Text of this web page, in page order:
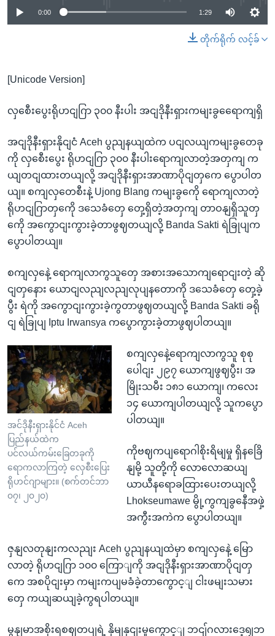
0:00 1:29
တိုက်ရိုက် လင့်ခ်
[Unicode Version]
လှစေီးပွေးရိုဟငျဂြာ ၃၀၀ နီးပါး အငျဒိုနီးရှားကမျးခွရေောကျရှိ
အငျဒိုနီးရှားနိုငျငံ Aceh ပွညျနယျထဲက ပငျလယျကမျးခွတေခု
ကို လှစေီးပွေး ရိုဟငျဂြာ ၃၀၀ နီးပါးရောကျလာတဲ့အတှကျ က
ယျတငျထားတယျလို့ အငျဒိုနီးရှားအာဏာပိုငျတှကေ ပွောပါတ
ယျ။ စကျလှတေစီးနဲ့ Ujong Blang ကမျးခွကေို ရောကျလာတဲ့
ရိုဟငျဂြာတှကေို ဒသေခံတှေ တှေ့ရှိတဲ့အတှကျ တာဝနျရှိသူတှ
ကေို အကွောငျးကွားခဲ့တာဖွဈတယျလို့ Banda Sakti ရဲခြုပျက
ပွောပါတယျ။
စကျလှနေဲ့ ရောကျလာကွသူတှေ အစားအသောကျရောငျးတဲ့ ဆို
ငျတှနေား ယောငျလညျလညျလုပျနတောကို ဒသေခံတှေ တှေ့ခဲ့
ပွီး ရဲကို အကွောငျးကွားခဲ့ကွတာဖွဈတယျလို့ Banda Sakti ခရို
ငျ ရဲခြုပျ Iptu Irwansya ကပွောကွားခဲ့တာဖွဈပါတယျ။
အင်ဒိုနီးရှားနိုင်ငံ Aceh
ပြည်နယ်ထဲက
ပင်လယ်ကမ်းခြေတခုကို
ရောကလာကြတဲ့ လှေစီးပြေး
ရိုဟင်ဂျာများ။ (စက်တင်ဘာ
၀၇၊ ၂၀၂၀)
စကျလှနေဲ့ရောကျလာကွသူ စုစု
ပေါငျး ၂၉၇ ယောကျဖွဈပွီး၊ အ
မြိုးသမီး ၁၈၁ ယောကျ၊ ကလေး
၁၄ ယောကျပါတယျလို့ သူကပွော
ပါတယျ။
ကိုဗဈကပျရောဂါစိုးရိမျမှု ရှိနခြေိ
နျမို့ သူတို့ကို လောလောဆယျ
ယာယီနရောခထြားပေးတယျလို့
Lhokseumawe မွို့ကွကျခွနေီအဖှဲ့
အကွီးအကဲက ပွောပါတယျ။
ဇှနျလတုနျးကလညျး Aceh ပွညျနယျထဲမှာ စကျလှနေဲ့ မြော
လာတဲ့ ရိုဟငျဂြာ ၁၀၀ ကြောျကို အငျဒိုနီးရှားအာဏာပိုငျတှ
ကေ အစပိုငျးမှာ ကမျးကပျမခံခဲ့တာကွောင့ျ ငါးဖမျးသမား
တှေ ကယျဆယျခဲ့ကွရပါတယျ။
မွနျမာအစိုးရစဈတပျရဲ့ နှိမျနှငျးမှုကွောင့ျ ဘငျ်ဂလားဒေ့ရျှဘ